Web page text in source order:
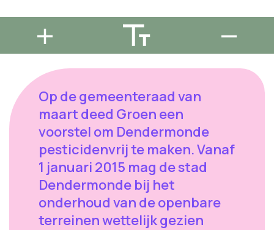
Op de gemeenteraad van
maart deed Groen een
voorstel om Dendermonde
pesticidenvrij te maken. Vanaf
1 januari 2015 mag de stad
Dendermonde bij het
onderhoud van de openbare
terreinen wettelijk gezien